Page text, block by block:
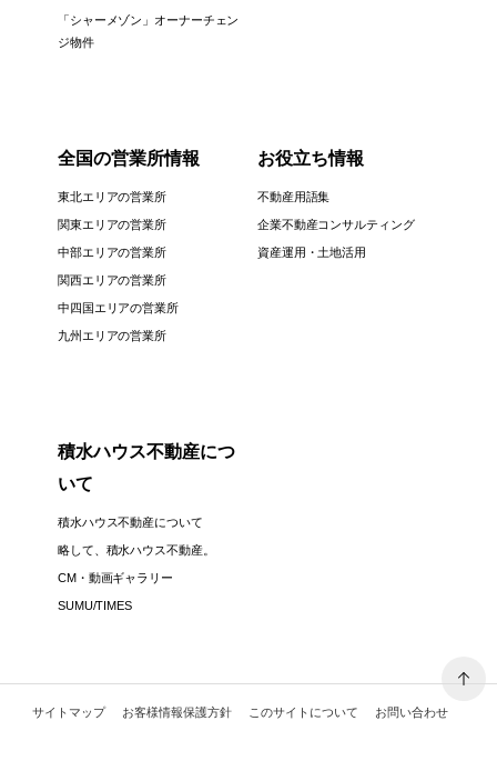
「シャーメゾン」オーナーチェン
ジ物件
全国の営業所情報
東北エリアの営業所
関東エリアの営業所
中部エリアの営業所
関西エリアの営業所
中四国エリアの営業所
九州エリアの営業所
お役立ち情報
不動産用語集
企業不動産コンサルティング
資産運用・土地活用
積水ハウス不動産につ
いて
積水ハウス不動産について
略して、積水ハウス不動産。
CM・動画ギャラリー
SUMU/TIMES
サイトマップ お客様情報保護方針 このサイトについて お問い合わせ